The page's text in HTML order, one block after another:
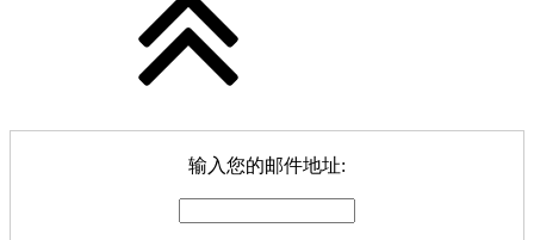
输入您的邮件地址: